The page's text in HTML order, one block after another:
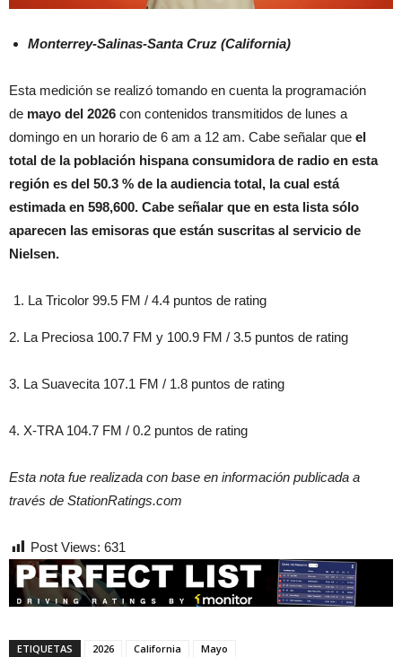
Monterrey-Salinas-Santa Cruz (California)
Esta medición se realizó tomando en cuenta la programación
de mayo del 2026 con contenidos transmitidos de lunes a
domingo en un horario de 6 am a 12 am. Cabe señalar que el
total de la población hispana consumidora de radio en esta
región es del 50.3 % de la audiencia total, la cual está
estimada en 598,600. Cabe señalar que en esta lista sólo
aparecen las emisoras que están suscritas al servicio de
Nielsen.
La Tricolor 99.5 FM / 4.4 puntos de rating
2. La Preciosa 100.7 FM y 100.9 FM / 3.5 puntos de rating
3. La Suavecita 107.1 FM / 1.8 puntos de rating
4. X-TRA 104.7 FM / 0.2 puntos de rating
Esta nota fue realizada con base en información publicada a
través de StationRatings.com
Post Views: 631
ETIQUETAS 2026 California
Mayo